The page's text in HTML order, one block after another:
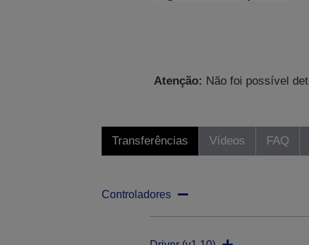
Atenção: Não foi possível
Transferências Vídeos FAQ
Controladores